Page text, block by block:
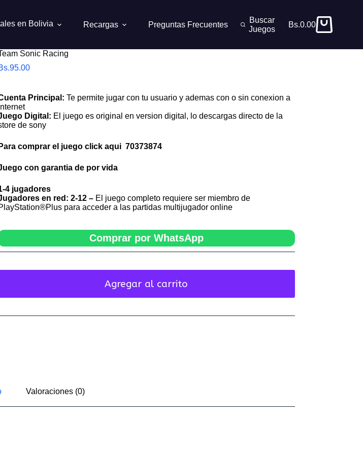
en Bolivia Recargas Preguntas Frecuentes
Buscar
Juegos
Carro
Bs.0.00
Sonic Racing
95.00
Principal: Te permite jugar con tu usuario y ademas con o sin conexion a
Digital: El juego es original en version digital, lo descargas directo de la
de sony
Para comprar el juego click aqui 70373874
con garantia de por vida
4 jugadores
en red: 2-12 –El juego completo requiere ser miembro de
para acceder a las partidas multijugador online
Comprar por WhatsApp
Agregar al carrito
Valoraciones (0)